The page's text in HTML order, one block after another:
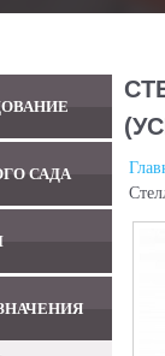
САДА